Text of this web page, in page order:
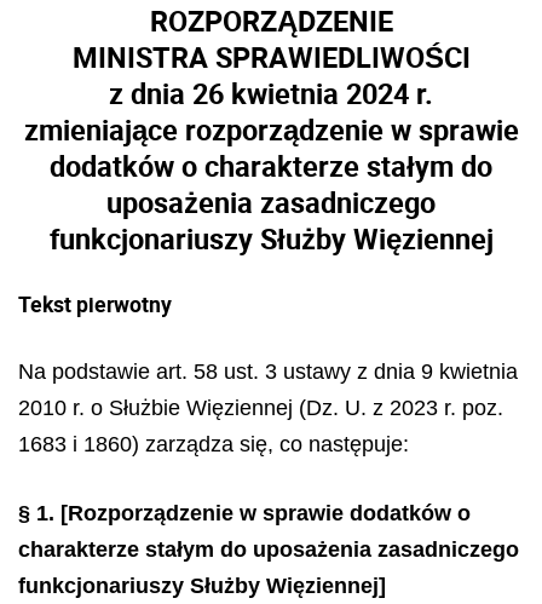
ROZPORZĄDZENIE
MINISTRA SPRAWIEDLIWOŚCI
z dnia 26 kwietnia 2024 r.
zmieniające rozporządzenie w sprawie
dodatków o charakterze stałym do
uposażenia zasadniczego
funkcjonariuszy Służby Więziennej
Tekst pierwotny
Na podstawie art. 58 ust. 3 ustawy z dnia 9 kwietnia
2010 r. o Służbie Więziennej (Dz. U. z 2023 r. poz.
1683 i 1860) zarządza się, co następuje:
§ 1. [Rozporządzenie w sprawie dodatków o
charakterze stałym do uposażenia zasadniczego
funkcjonariuszy Służby Więziennej]